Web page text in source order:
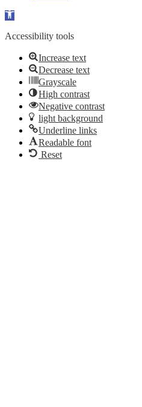
Open toolbar
Accessibility tools
Increase text
Decrease text
Grayscale
High contrast
Negative contrast
light background
Underline links
Readable font
Reset